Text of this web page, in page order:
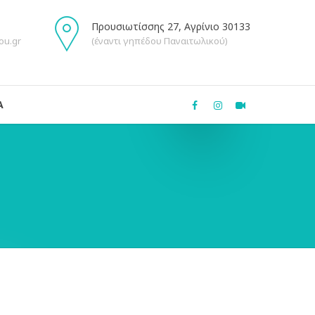
Προυσιωτίσσης 27, Αγρίνιο 30133
(έναντι γηπέδου Παναιτωλικού)